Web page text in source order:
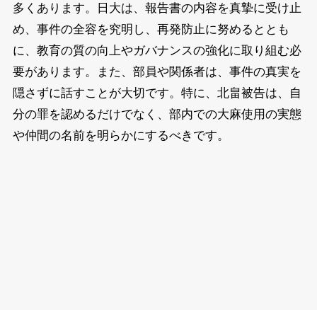
多くあります。日大は、報告書の内容を真摯に受け止
め、事件の全容を究明し、再発防止に努めるととも
に、教育の質の向上やガバナンスの強化に取り組む必
要があります。また、部員や関係者は、事件の真実を
隠さずに話すことが大切です。特に、北畠被告は、自
分の罪を認めるだけでなく、部内での大麻使用の実態
や仲間の名前を明らかにするべきです。